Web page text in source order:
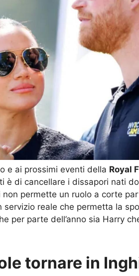
e ai prossimi eventi della Royal
è di cancellare i dissapori nati
permette un ruolo a corte
reale che permetta la
per parte dell’anno sia Harry
tornare in